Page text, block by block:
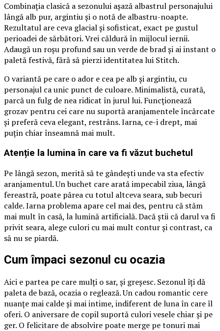
Combinația clasică a sezonului așază albastrul personajului
lângă alb pur, argintiu și o notă de albastru-noapte.
Rezultatul are ceva glacial și sofisticat, exact pe gustul
perioadei de sărbători. Vrei căldură în mijlocul iernii.
Adaugă un roșu profund sau un verde de brad și ai instant o
paletă festivă, fără să pierzi identitatea lui Stitch.
O variantă pe care o ador e cea pe alb și argintiu, cu
personajul ca unic punct de culoare. Minimalistă, curată,
parcă un fulg de nea ridicat în jurul lui. Funcționează
grozav pentru cei care nu suportă aranjamentele încărcate
și preferă ceva elegant, restrâns. Iarna, ce-i drept, mai
puțin chiar înseamnă mai mult.
Atenție la lumina în care va fi văzut buchetul
Pe lângă sezon, merită să te gândești unde va sta efectiv
aranjamentul. Un buchet care arată impecabil ziua, lângă
fereastră, poate părea cu totul altceva seara, sub becuri
calde. Iarna problema apare cel mai des, pentru că stăm
mai mult în casă, la lumină artificială. Dacă știi că darul va fi
privit seara, alege culori cu mai mult contur și contrast, ca
să nu se piardă.
Cum împaci sezonul cu ocazia
Aici e partea pe care mulți o sar, și greșesc. Sezonul îți dă
paleta de bază, ocazia o reglează. Un cadou romantic cere
nuanțe mai calde și mai intime, indiferent de luna în care îl
oferi. O aniversare de copil suportă culori vesele chiar și pe
ger. O felicitare de absolvire poate merge pe tonuri mai